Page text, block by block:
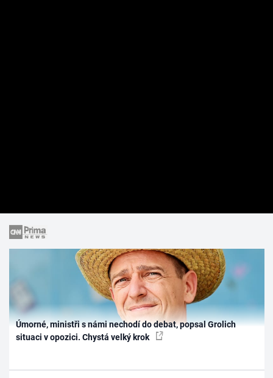
Úmorné, ministři s námi nechodí do debat, popsal Grolich
situaci v opozici. Chystá velký krok